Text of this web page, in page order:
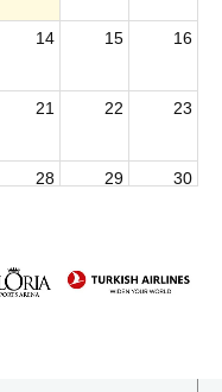
14 15 16
21 22 23
28 29 30